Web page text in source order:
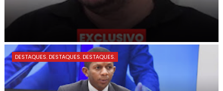
DESTAQUES. DESTAQUES. DESTAQUES.